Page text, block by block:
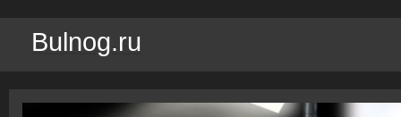
Bulnog.ru